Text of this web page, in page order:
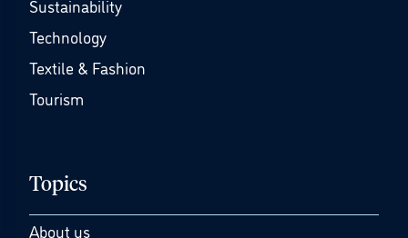
Sustainability
Technology
Textile & Fashion
Tourism
Topics
About us